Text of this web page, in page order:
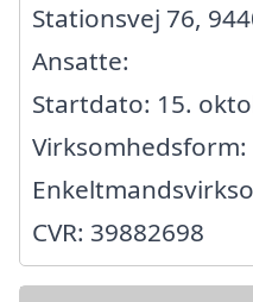
Stationsvej 76,
Ansatte:
Startdato: 15.
Virksomhedsform:
CVR: 39882698